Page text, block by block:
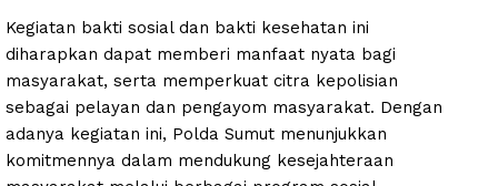
Kegiatan bakti sosial dan bakti kesehatan ini
diharapkan dapat memberi manfaat nyata bagi
masyarakat, serta memperkuat citra kepolisian
sebagai pelayan dan pengayom masyarakat. Dengan
adanya kegiatan ini, Polda Sumut menunjukkan
komitmennya dalam mendukung kesejahteraan